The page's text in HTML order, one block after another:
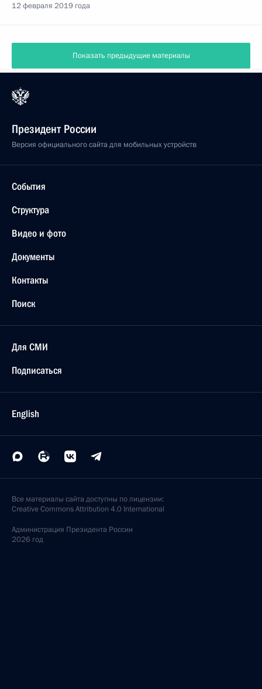
12 февраля 2019 года
Показать предыдущие материалы
Президент России
Версия официального сайта для мобильных устройств
События
Структура
Видео и фото
Документы
Контакты
Поиск
Для СМИ
Подписаться
English
Все материалы сайта доступны по лицензии:
Creative Commons Attribution 4.0 International
Администрация Президента России
2026 год